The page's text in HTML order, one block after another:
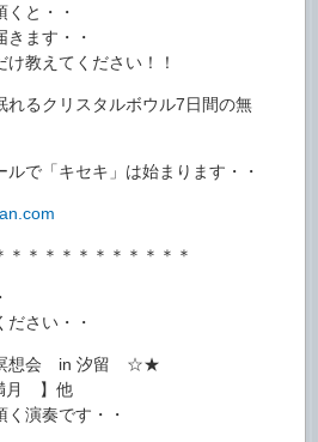
くと・・
ます・・
教えてください！！
れるクリスタルボウル7日間の無
ルで「キセキ」は始まります・・
＊＊＊＊＊＊＊＊＊＊＊
ださい・・
想会 in 汐留 ☆★
月 】他
演奏です・・